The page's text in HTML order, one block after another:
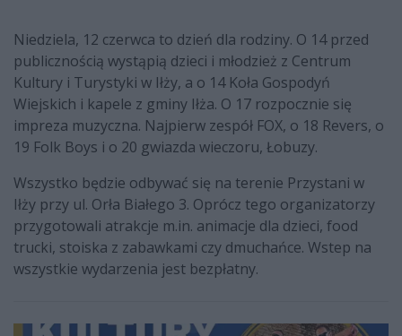
Niedziela, 12 czerwca to dzień dla rodziny. O 14 przed
publicznością wystąpią dzieci i młodzież z Centrum
Kultury i Turystyki w Iłży, a o 14 Koła Gospodyń
Wiejskich i kapele z gminy Iłża. O 17 rozpocznie się
impreza muzyczna. Najpierw zespół FOX, o 18 Revers, o
19 Folk Boys i o 20 gwiazda wieczoru, Łobuzy.
Wszystko będzie odbywać się na terenie Przystani w
Iłży przy ul. Orła Białego 3. Oprócz tego organizatorzy
przygotowali atrakcje m.in. animacje dla dzieci, food
trucki, stoiska z zabawkami czy dmuchańce. Wstep na
wszystkie wydarzenia jest bezpłatny.